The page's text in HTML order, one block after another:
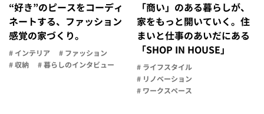
“好き”のピースをコーディ
ネートする、ファッション
感覚の家づくり。
# インテリア
# ファッション
# 収納
# 暮らしのインタビュー
「商い」の​ある​暮らしが、​
家を​もっと​開いていく。​住
まいと​仕事の​あいだに​ある​
「SHOP IN HOUSE」
# ライフスタイル
# リノベーション
# ワークスペース